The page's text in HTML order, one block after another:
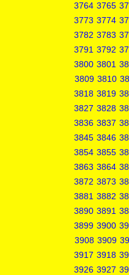
3764 3765
3773 3774
3782 3783
3791 3792
3800 3801
3809 3810
3818 3819
3827 3828
3836 3837
3845 3846
3854 3855
3863 3864
3872 3873
3881 3882
3890 3891
3899 3900
3908 3909
3917 3918
3926 3927